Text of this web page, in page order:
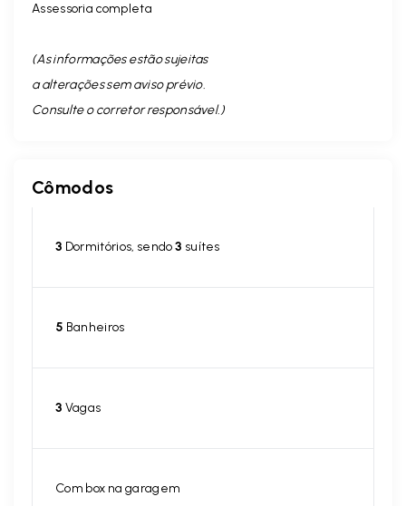
Assessoria completa
(As informações estão sujeitas
a alterações sem aviso prévio.
Consulte o corretor responsável. )
Cômodos
3 Dormitórios, sendo3 suítes
5 Banheiros
3 Vagas
Com box na garagem